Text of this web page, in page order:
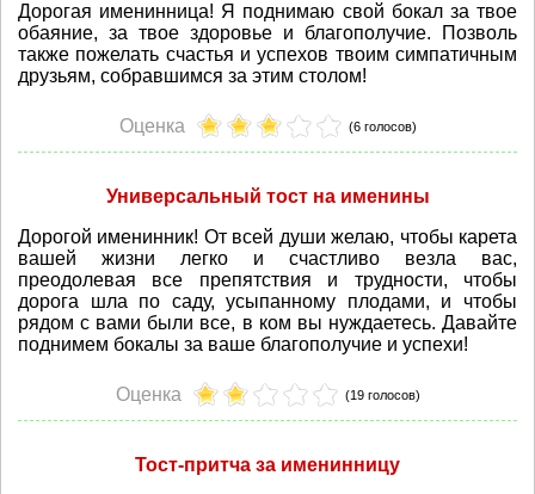
Дорогая именинница! Я поднимаю свой бокал за твое
обаяние, за твое здоровье и благополучие. Позволь
также пожелать счастья и успехов твоим симпатичным
друзьям, собравшимся за этим столом!
Оценка (6 голосов)
Универсальный тост на именины
Дорогой именинник! От всей души желаю, чтобы карета
вашей жизни легко и счастливо везла вас,
преодолевая все препятствия и трудности, чтобы
дорога шла по саду, усыпанному плодами, и чтобы
рядом с вами были все, в ком вы нуждаетесь. Давайте
поднимем бокалы за ваше благополучие и успехи!
Оценка (19 голосов)
Тост-притча за именинницу